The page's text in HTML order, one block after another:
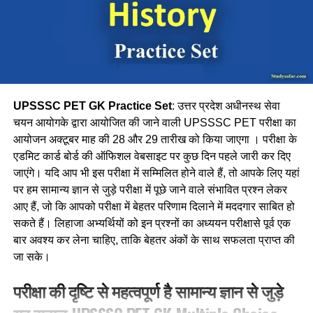
Q.3 आनुवांशिकी के जनक किसे कहते है ?
2. एडवर्ड जेनर
3. कार्ल माक्स
4. ग्रेगर मेंडल
Ans-4
Q.4 रोग विज्ञान का अध्ययन कहलाता है
1. पैथोलॉजी
2. लिमनोलॉजी
UPSSSC PET GK Practice Set: उत्तर प्रदेश अधीनस्थ सेवा
चयन आयोगके द्वारा आयोजित की जाने वाली UPSSSC PET परीक्षा का
आयोजन अक्टूबर माह की 28 और 29 तारीख को किया जाएगा । परीक्षा के
एडमिट कार्ड बोर्ड की ऑफिशल वेबसाइट पर कुछ दिन पहले जारी कर दिए
जाएंगे। यदि आप भी इस परीक्षा में सम्मिलित होने वाले हैं, तो आपके लिए यहां
पर हम सामान्य ज्ञान से जुड़े परीक्षा में पूछे जाने वाले संभावित प्रश्न लेकर
आए हैं, जो कि आपको परीक्षा में बेहतर परिणाम दिलाने में मददगार साबित हो
सकते हैं। लिहाजा अभ्यर्थियों को इन प्रश्नों का अध्ययन परीक्षासे पूर्व एक
बार अवश्य कर लेना चाहिए, ताकि बेहतर अंकों के साथ सफलता प्राप्त की
जा सके।
परीक्षा की दृष्टि से महत्वपूर्ण है सामान्य ज्ञान से जुड़े